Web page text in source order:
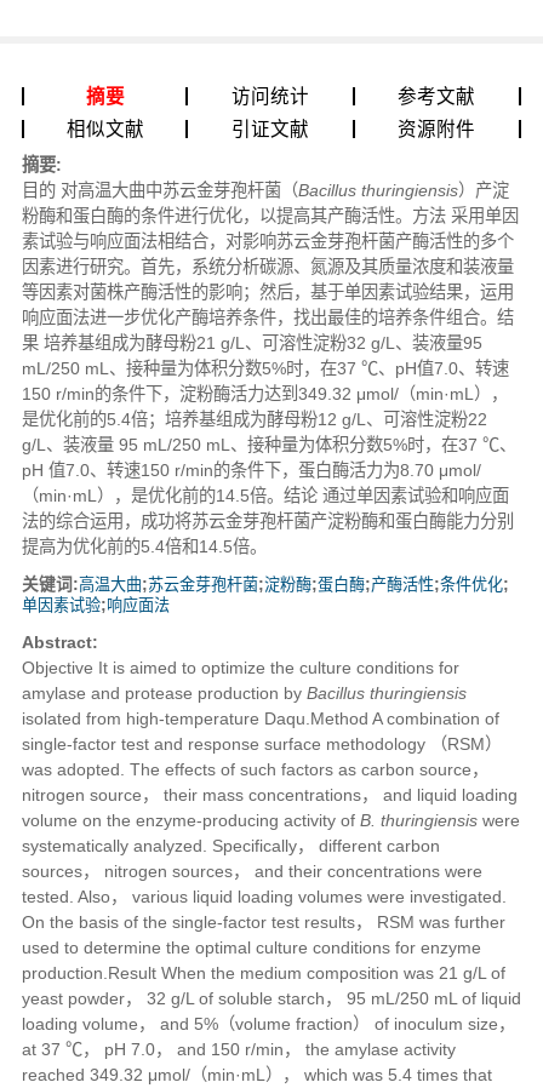
摘要 访问统计
参考文献
相似文献
引证文献 资源附件
摘要:
目的对高温大曲中苏云金芽孢杆菌（Bacillus thuringiensis）产淀
粉酶和蛋白酶的条件进行优化，以提高其产酶活性。 方法采用单因
素试验与响应面法相结合，对影响苏云金芽孢杆菌产酶活性的多个
因素进行研究。首先，系统分析碳源、氮源及其质量浓度和装液量
等因素对菌株产酶活性的影响；然后，基于单因素试验结果，运用
响应面法进一步优化产酶培养条件，找出最佳的培养条件组合。 结
果培养基组成为酵母粉21 g/L、可溶性淀粉32 g/L、装液量95
mL/250 mL、接种量为体积分数5%时，在37 ℃、pH值7.0、转速
150 r/min的条件下，淀粉酶活力达到349.32 μmol/（min·mL），
是优化前的5.4倍；培养基组成为酵母粉12 g/L、可溶性淀粉22
g/L、装液量 95 mL/250 mL、接种量为体积分数5%时，在37 ℃、
pH 值7.0、转速150 r/min的条件下，蛋白酶活力为8.70 μmol/
（min·mL），是优化前的14.5倍。 结论通过单因素试验和响应面
法的综合运用，成功将苏云金芽孢杆菌产淀粉酶和蛋白酶能力分别
提高为优化前的5.4倍和14.5倍。
关键词:高温大曲;苏云金芽孢杆菌;淀粉酶;蛋白酶;产酶活性;条件优化;
单因素试验;响应面法
Abstract:
Objective It is aimed to optimize the culture conditions for
amylase and protease production by Bacillus thuringiensis
isolated from high-temperature Daqu. Method A combination of
single-factor test and response surface methodology （RSM）
was adopted. The effects of such factors as carbon source，
nitrogen source， their mass concentrations， and liquid loading
volume on the enzyme-producing activity of B. thuringiensiswere
systematically analyzed. Specifically， different carbon
sources， nitrogen sources， and their concentrations were
tested. Also， various liquid loading volumes were investigated.
On the basis of the single-factor test results， RSM was further
used to determine the optimal culture conditions for enzyme
production. ResultWhen the medium composition was 21 g/L of
yeast powder， 32 g/L of soluble starch， 95 mL/250 mL of liquid
loading volume， and 5%（volume fraction） of inoculum size，
at 37 ℃， pH 7.0， and 150 r/min， the amylase activity
reached 349.32 μmol/（min·mL）， which was 5.4 times that